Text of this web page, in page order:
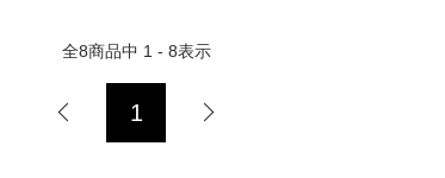
全8商品中 1 - 8表示
1